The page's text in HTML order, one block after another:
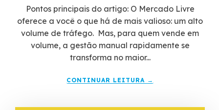
Pontos principais do artigo: O Mercado Livre
oferece a você o que há de mais valioso: um alto
volume de tráfego. Mas, para quem vende em
volume, a gestão manual rapidamente se
transforma no maior...
CONTINUAR LEITURA →